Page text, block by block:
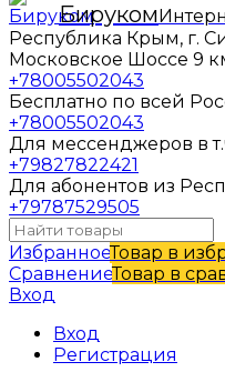
Бируком
Республика Крым, г.
Московское Шоссе 9
+78005502043
Бесплатно по всей
+78005502043
Для мессенджеров в
+79827822421
Для абонентов из
+79787529505
ИзбранноеТовар в
СравнениеТовар в
Вход
Вход
Регистрация